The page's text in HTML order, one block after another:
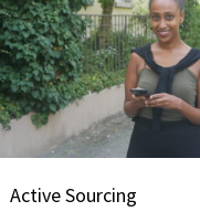
Active Sourcing